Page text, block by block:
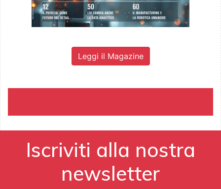
Leggi il Magazine
Iscriviti alla nostra
newsletter